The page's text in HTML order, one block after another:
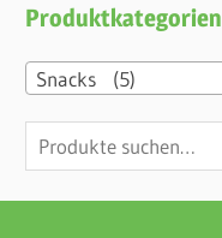
Produktkategorien
Snacks (5)
nach: